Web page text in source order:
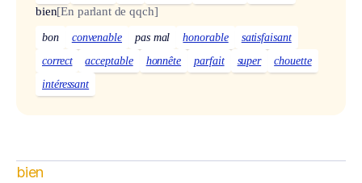
bien[En parlant de qqch]
bon convenable pas mal honorable
satisfaisant
correct
acceptable honnête parfait super
chouette
intéressant
bien